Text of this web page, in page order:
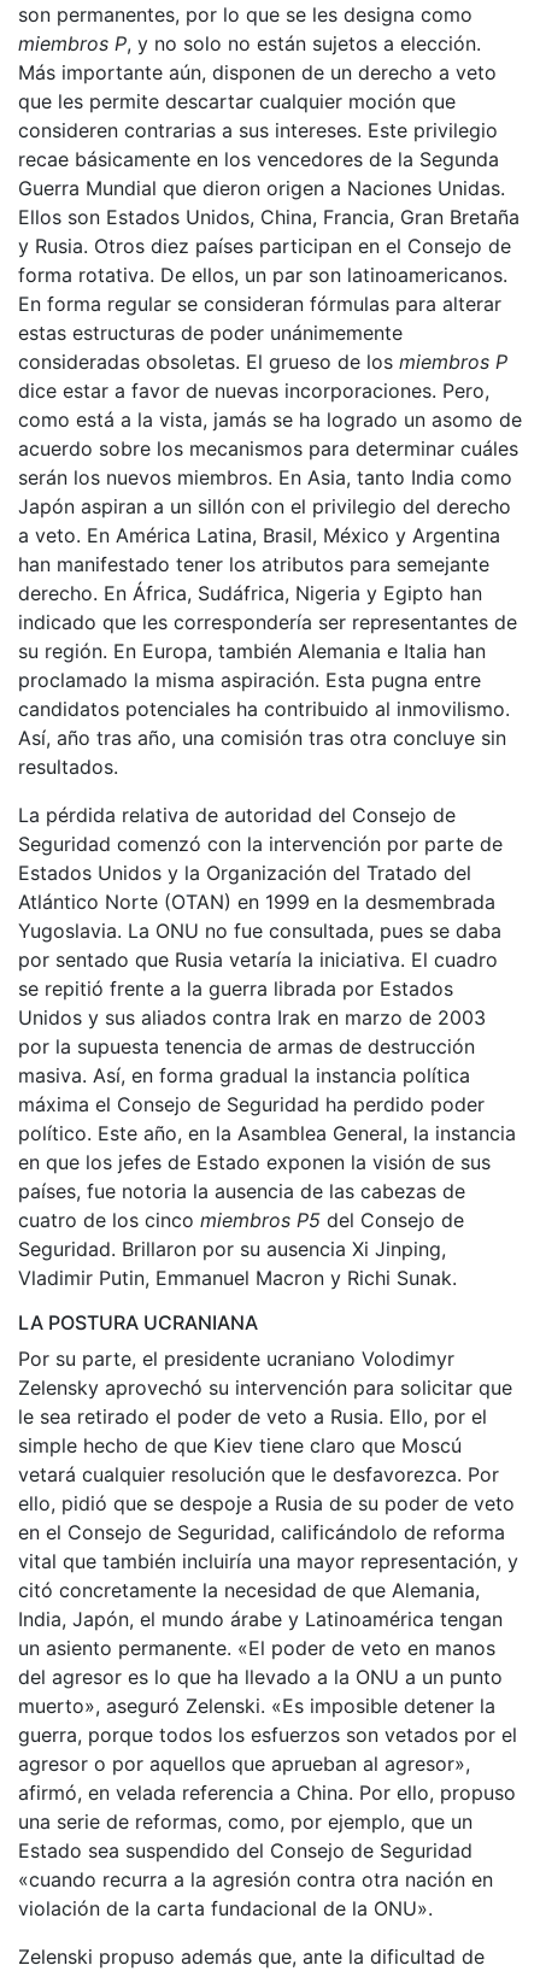
son permanentes, por lo que se les designa como
miembros P, y no solo no están sujetos a elección.
Más importante aún, disponen de un derecho a veto
que les permite descartar cualquier moción que
consideren contrarias a sus intereses. Este privilegio
recae básicamente en los vencedores de la Segunda
Guerra Mundial que dieron origen a Naciones Unidas.
Ellos son Estados Unidos, China, Francia, Gran Bretaña
y Rusia. Otros diez países participan en el Consejo de
forma rotativa. De ellos, un par son latinoamericanos.
En forma regular se consideran fórmulas para alterar
estas estructuras de poder unánimemente
consideradas obsoletas. El grueso de los miembros P
dice estar a favor de nuevas incorporaciones. Pero,
como está a la vista, jamás se ha logrado un asomo de
acuerdo sobre los mecanismos para determinar cuáles
serán los nuevos miembros. En Asia, tanto India como
Japón aspiran a un sillón con el privilegio del derecho
a veto. En América Latina, Brasil, México y Argentina
han manifestado tener los atributos para semejante
derecho. En África, Sudáfrica, Nigeria y Egipto han
indicado que les correspondería ser representantes de
su región. En Europa, también Alemania e Italia han
proclamado la misma aspiración. Esta pugna entre
candidatos potenciales ha contribuido al inmovilismo.
Así, año tras año, una comisión tras otra concluye sin
resultados.
La pérdida relativa de autoridad del Consejo de
Seguridad comenzó con la intervención por parte de
Estados Unidos y la Organización del Tratado del
Atlántico Norte (OTAN) en 1999 en la desmembrada
Yugoslavia. La ONU no fue consultada, pues se daba
por sentado que Rusia vetaría la iniciativa. El cuadro
se repitió frente a la guerra librada por Estados
Unidos y sus aliados contra Irak en marzo de 2003
por la supuesta tenencia de armas de destrucción
masiva. Así, en forma gradual la instancia política
máxima el Consejo de Seguridad ha perdido poder
político. Este año, en la Asamblea General, la instancia
en que los jefes de Estado exponen la visión de sus
países, fue notoria la ausencia de las cabezas de
cuatro de los cinco miembros P5 del Consejo de
Seguridad. Brillaron por su ausencia Xi Jinping,
Vladimir Putin, Emmanuel Macron y Richi Sunak.
LA POSTURA UCRANIANA
Por su parte, el presidente ucraniano Volodimyr
Zelensky aprovechó su intervención para solicitar que
le sea retirado el poder de veto a Rusia. Ello, por el
simple hecho de que Kiev tiene claro que Moscú
vetará cualquier resolución que le desfavorezca. Por
ello, pidió que se despoje a Rusia de su poder de veto
en el Consejo de Seguridad, calificándolo de reforma
vital que también incluiría una mayor representación, y
citó concretamente la necesidad de que Alemania,
India, Japón, el mundo árabe y Latinoamérica tengan
un asiento permanente. «El poder de veto en manos
del agresor es lo que ha llevado a la ONU a un punto
muerto», aseguró Zelenski. «Es imposible detener la
guerra, porque todos los esfuerzos son vetados por el
agresor o por aquellos que aprueban al agresor»,
afirmó, en velada referencia a China. Por ello, propuso
una serie de reformas, como, por ejemplo, que un
Estado sea suspendido del Consejo de Seguridad
«cuando recurra a la agresión contra otra nación en
violación de la carta fundacional de la ONU».
Zelenski propuso además que, ante la dificultad de